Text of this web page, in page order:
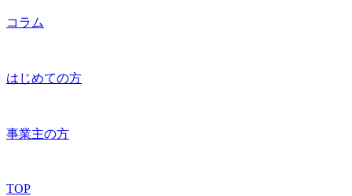
コラム
はじめての方
事業主の方
TOP